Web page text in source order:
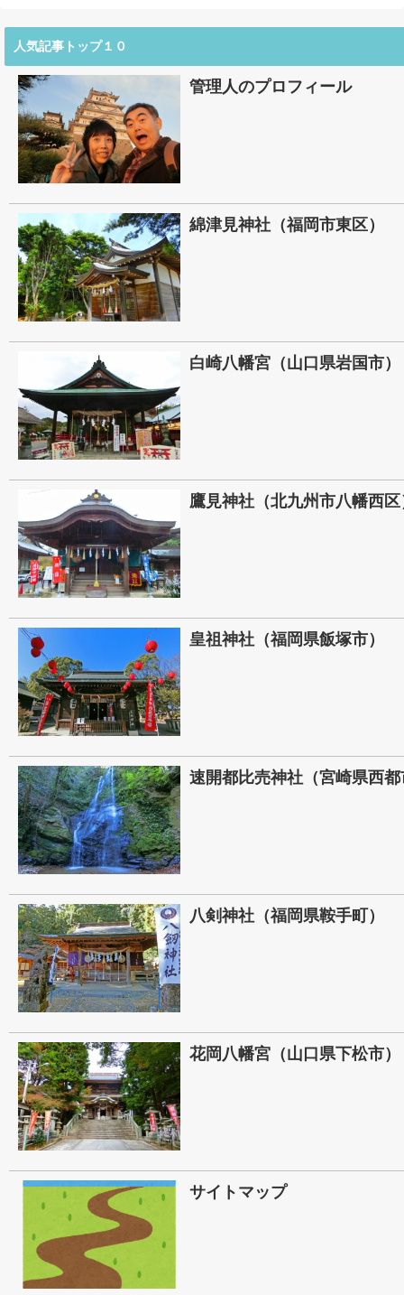
人気記事トップ１０
管理人のプロフィール
綿津見神社（福岡市東区）
白崎八幡宮（山口県岩国市）
鷹見神社（北九州市八幡西区
皇祖神社（福岡県飯塚市）
速開都比売神社（宮崎県西
八剣神社（福岡県鞍手町）
花岡八幡宮（山口県下松市）
サイトマップ